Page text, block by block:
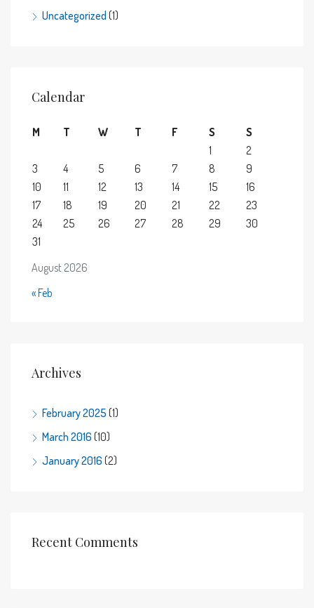
Uncategorized (1)
Calendar
August 2026
M T W T F S
S
1
2
3
4 5 6 7 8
9
10
11 12 13 14 15
16
17
18 19 20 21 22
23
24
25 26 27 28 29
30
31
« Feb
Archives
February 2025 (1)
March 2016 (10)
January 2016 (2)
Recent Comments